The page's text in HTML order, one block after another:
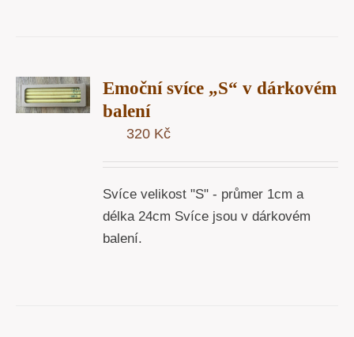
Emoční svíce „S“ v dárkovém
balení
320 Kč
Svíce velikost "S" - průmer 1cm a
délka 24cm Svíce jsou v dárkovém
balení.